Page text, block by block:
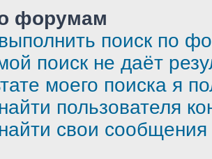
форумам
поиск по
поиск не даёт
моего поиска я
пользователя
свои